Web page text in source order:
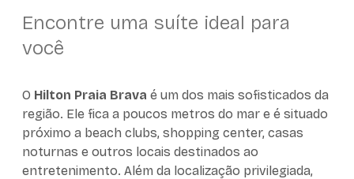
Encontre uma suíte ideal para
você
O Hilton Praia Brava é um dos mais sofisticados da
região. Ele fica a poucos metros do mar e é situado
próximo a beach clubs, shopping center, casas
noturnas e outros locais destinados ao
entretenimento. Além da localização privilegiada,